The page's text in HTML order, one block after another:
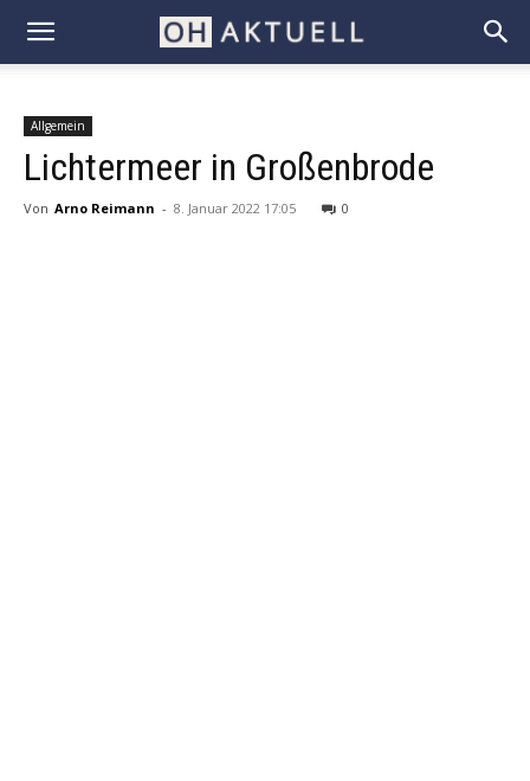
Allgemein
Lichtermeer in Großenbrode
Von Arno Reimann - 8. Januar 2022 17:05 0